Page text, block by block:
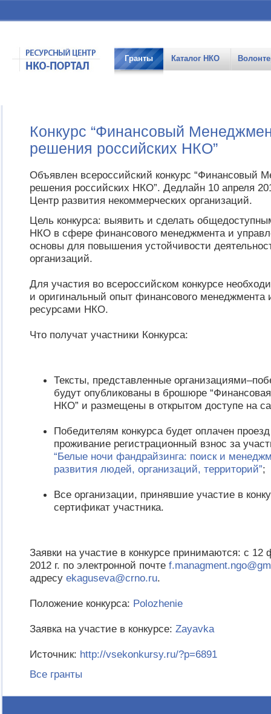
Гранты Каталог НКО
Конкурс “Финансовый
решения российских НКО”
Объявлен всероссийский конкурс “Финансовый
решения российских НКО”. Дедлайн 10 апреля
Центр развития некоммерческих организаций.
Цель конкурса: выявить и сделать
НКО в сфере финансового менеджмента и
основы для повышения устойчивости
организаций.
Для участия во всероссийском конкурсе
и оригинальный опыт финансового менеджмента
ресурсами НКО.
Что получат участники Конкурса:
Тексты, представленные
будут опубликованы в брошюре
НКО” и размещены в открытом доступе на
Победителям конкурса будет оплачен
проживание регистрационный взнос за
“Белые ночи фандрайзинга: поиск и
развития людей, организаций, территорий”;
Все организации, принявшие участие в
сертификат участника.
Заявки на участие в конкурсе принимаются: с 12
2012 г. по электронной почте
адресу ekaguseva@crno.ru.
Положение конкурса: Polozhenie
Заявка на участие в конкурсе: Zayavka
Источник: http://vsekonkursy.ru/?p=6891
Все гранты